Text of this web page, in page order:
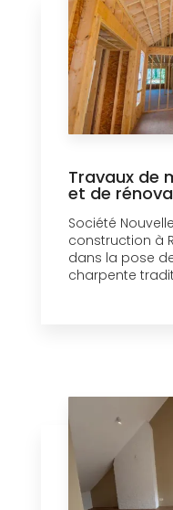
Travaux de
et de
Société
construction à
dans la pose
charpente